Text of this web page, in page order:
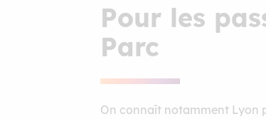
Pour les
Parc
On connaît notamment Lyon